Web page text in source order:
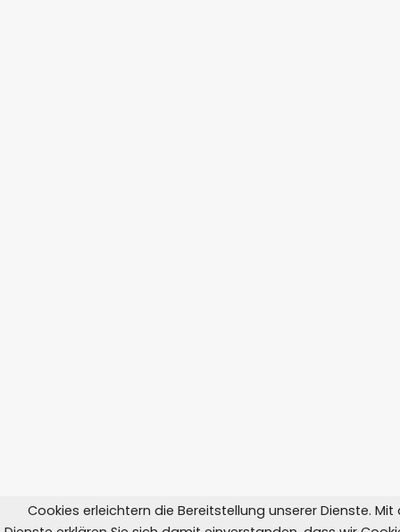
Cookies erleichtern die Bereitstellung unserer Dienste. Mit